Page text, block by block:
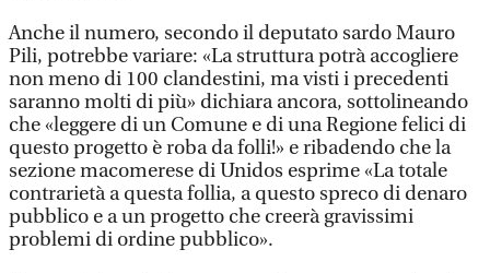
Anche il numero, secondo il deputato sardo Mauro
Pili, potrebbe variare: «La struttura potrà accogliere
non meno di 100 clandestini, ma visti i precedenti
saranno molti di più» dichiara ancora, sottolineando
che «leggere di un Comune e di una Regione felici di
questo progetto è roba da folli!» e ribadendo che la
sezione macomerese di Unidos esprime «La totale
contrarietà a questa follia, a questo spreco di denaro
pubblico e a un progetto che creerà gravissimi
problemi di ordine pubblico».